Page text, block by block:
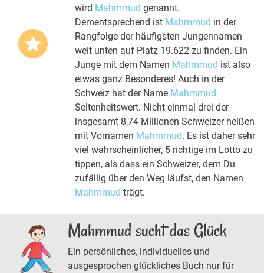
wird Mahmmud genannt.
Dementsprechend ist Mahmmud in der
Rangfolge der häufigsten Jungennamen
weit unten auf Platz 19.622 zu finden. Ein
Junge mit dem Namen Mahmmud ist also
etwas ganz Besonderes! Auch in der
Schweiz hat der Name Mahmmud
Seltenheitswert. Nicht einmal drei der
insgesamt 8,74 Millionen Schweizer heißen
mit Vornamen Mahmmud. Es ist daher sehr
viel wahrscheinlicher, 5 richtige im Lotto zu
tippen, als dass ein Schweizer, dem Du
zufällig über den Weg läufst, den Namen
Mahmmud trägt.
Mahmmud sucht das Glück
Ein persönliches, individuelles und
ausgesprochen glückliches Buch nur für